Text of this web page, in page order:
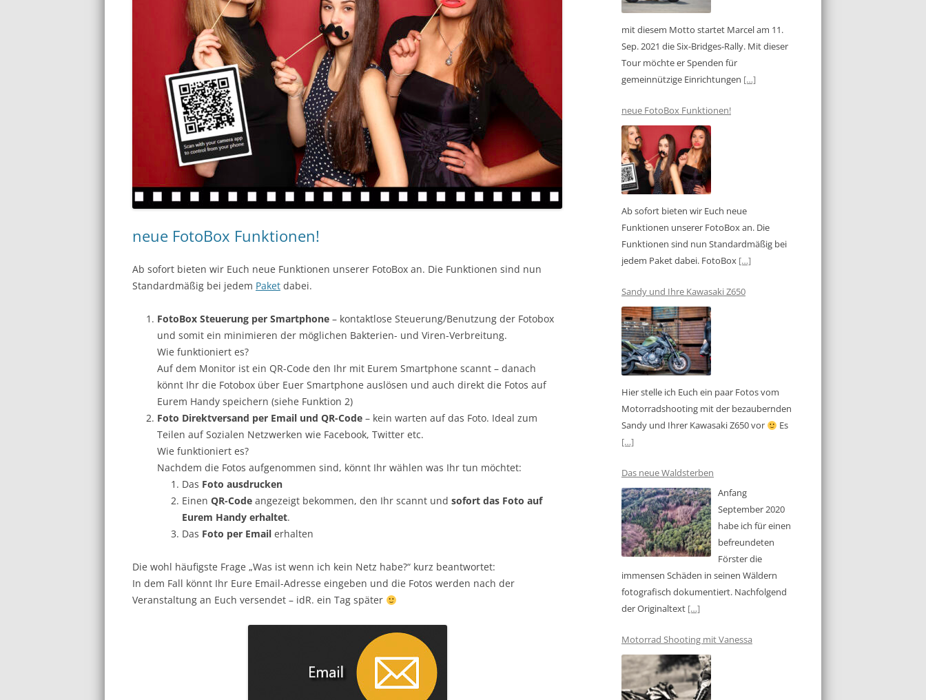
neue FotoBox Funktionen!
Ab sofort bieten wir Euch neue Funktionen unserer FotoBox an. Die Funktionen sind nun
Standardmäßig bei jedem Paket dabei.
FotoBox Steuerung per Smartphone – kontaktlose Steuerung/Benutzung der Fotobox
und somit ein minimieren der möglichen Bakterien- und Viren-Verbreitung.
Wie funktioniert es?
Auf dem Monitor ist ein QR-Code den Ihr mit Eurem Smartphone scannt – danach
könnt Ihr die Fotobox über Euer Smartphone auslösen und auch direkt die Fotos auf
Eurem Handy speichern (siehe Funktion 2)
Foto Direktversand per Email und QR-Code – kein warten auf das Foto. Ideal zum
Teilen auf Sozialen Netzwerken wie Facebook, Twitter etc.
Wie funktioniert es?
Nachdem die Fotos aufgenommen sind, könnt Ihr wählen was Ihr tun möchtet:
Das Foto ausdrucken
Einen QR-Code angezeigt bekommen, den Ihr scannt und sofort das Foto auf
Eurem Handy erhaltet.
Das Foto per Email erhalten
Die wohl häufigste Frage „Was ist wenn ich kein Netz habe?“ kurz beantwortet:
In dem Fall könnt Ihr Eure Email-Adresse eingeben und die Fotos werden nach der
Veranstaltung an Euch versendet – idR. ein Tag später
mit diesem Motto startet Marcel am 11.
Sep. 2021 die Six-Bridges-Rally. Mit dieser
Tour möchte er Spenden für
gemeinnützige Einrichtungen […]
neue FotoBox Funktionen!
Ab sofort bieten wir Euch neue
Funktionen unserer FotoBox an. Die
Funktionen sind nun Standardmäßig bei
jedem Paket dabei. FotoBox […]
Sandy und Ihre Kawasaki Z650
Hier stelle ich Euch ein paar Fotos vom
Motorradshooting mit der bezaubernden
Sandy und Ihrer Kawasaki Z650 vor
Es
[…]
Das neue Waldsterben
Anfang
September 2020
habe ich für einen
befreundeten
Förster die
immensen Schäden in seinen Wäldern
fotografisch dokumentiert. Nachfolgend
der Originaltext […]
Motorrad Shooting mit Vanessa